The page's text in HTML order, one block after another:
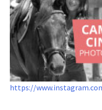
https://